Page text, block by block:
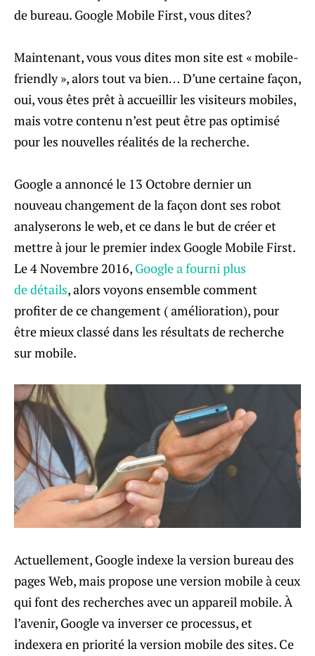
de bureau. Google Mobile First, vous dites?
Maintenant, vous vous dites mon site est « mobile-
friendly », alors tout va bien… D’une certaine façon,
oui, vous êtes prêt à accueillir les visiteurs mobiles,
mais votre contenu n’est peut être pas optimisé
pour les nouvelles réalités de la recherche.
Google a annoncé le 13 Octobre dernier un
nouveau changement de la façon dont ses robot
analyserons le web, et ce dans le but de créer et
mettre à jour le premier index Google Mobile First.
Le 4 Novembre 2016, Google a fourni plus
de détails, alors voyons ensemble comment
profiter de ce changement ( amélioration), pour
être mieux classé dans les résultats de recherche
sur mobile.
Actuellement, Google indexe la version bureau des
pages Web, mais propose une version mobile à ceux
qui font des recherches avec un appareil mobile. À
l’avenir, Google va inverser ce processus, et
indexera en priorité la version mobile des sites. Ce